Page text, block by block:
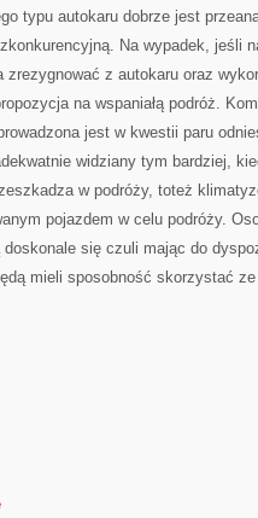
typu autokaru dobrze jest
Na wypadek, jeśli
z autokaru oraz
na wspaniałą podróż.
jest w kwestii paru
widziany tym bardziej,
w podróży, toteż
pojazdem w celu podróży.
się czuli mając do
mieli sposobność skorzystać